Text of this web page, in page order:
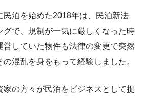
民泊を始めた2018年は、民泊新法
グで、規制が一気に厳しくなった時
営していた物件も法律の変更で突然
混乱を身をもって経験しました。
の方々が民泊をビジネスとして捉